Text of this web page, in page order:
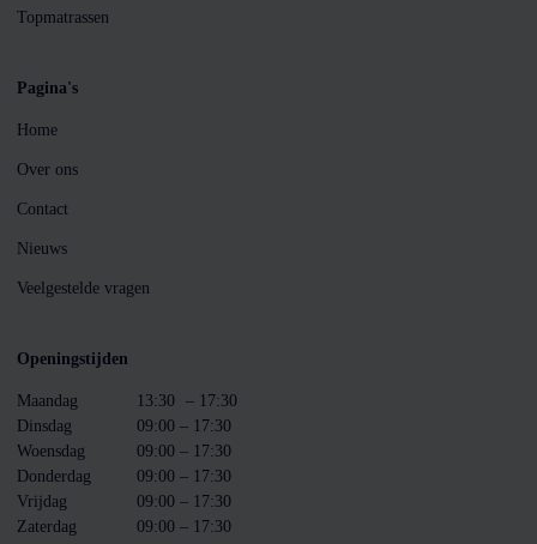
Topmatrassen
Pagina's
Home
Over ons
Contact
Nieuws
Veelgestelde vragen
Openingstijden
Maandag 13:30 – 17:30
Dinsdag
09:00 – 17:30
Woensdag
09:00 – 17:30
Donderdag
09:00 – 17:30
Vrijdag
09:00 – 17:30
Zaterdag
09:00 – 17:30